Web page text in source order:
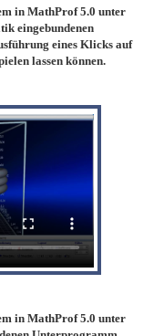
in MathProf 5.0 unter
eingebundenen
eines Klicks auf
lassen können.
in MathProf 5.0 unter